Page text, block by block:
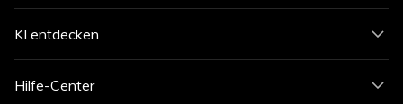
KI entdecken
Hilfe-Center